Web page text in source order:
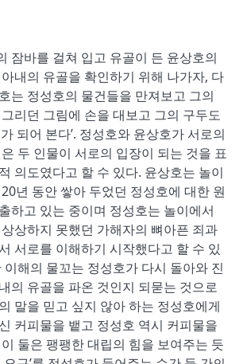
잠바를 걸쳐 입고 유골이 든 윤상호의
내의 유골을 확인하기 위해 나가자, 다
는 정성호의 물건들을 만져보고 그의
리던 그림에 손을 대보고 그의 구두도
되어 본다’. 정성호와 윤상호가 서로의
두 인물이 서로의 입장이 되는 것을 표
의도였다고 할 수 있다. 윤상호는 놀이
년 동안 쌓아 두었던 정성호에 대한 원
하고 있는 중이며 정성호는 놀이에서
상하지 못했던 가해자의 뼈아픈 죄과
서로를 이해하기 시작했다고 할 수 있
해의 물꼬는 정성호가 다시 돌아와 진
의 유골을 파온 것인지 되묻는 것으로
말을 믿고 싶지 않아 하는 정성호에게
커피물을 뱉고 정성호 역시 커피물을
둘은 팽팽한 대립의 힘을 보여주는 듯